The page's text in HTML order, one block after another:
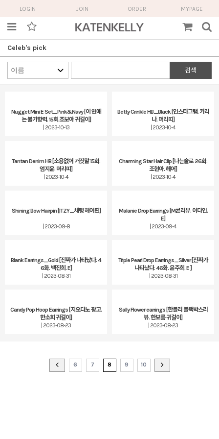
LOGIN JOIN ORDER MYPAGE
Celeb's pick
검색
Nugget Mini E Set_Pink&Navy [이 연애
는 불가항력. 15회.조보아 귀걸이]
| 2023-10-13
Betty Crinkle HB_Black [인스타그램. 카리
나. 머리띠]
| 2023-10-4
Tantan Denim HB [소용없어 거짓말 15화.
엄지윤. 머리띠]
| 2023-10-4
Charming Star Hair Clip [나는솔로 26화.
조현아. 헤어]
| 2023-10-4
Shining Bow Hairpin [ITZY_채령 헤어핀]
| 2023-09-8
Malanie Drop Earrings [M콘리뷰. 이다인.
E]
| 2023-09-4
Blank Earrings_Gold [진짜가 나타났다. 4
6화. 백진희. E]
| 2023-08-31
Triple Pearl Drop Earrings_Silver [진짜가
나타났다. 46화. 윤주희. E ]
| 2023-08-31
Candy Pop Hoop Earrings [지오다노 광고.
한소희 귀걸이]
| 2023-08-23
Sally Flower earrings [한블리 블랙박스리
뷰. 한보름 귀걸이]
| 2023-08-23
6 7 8 9 10